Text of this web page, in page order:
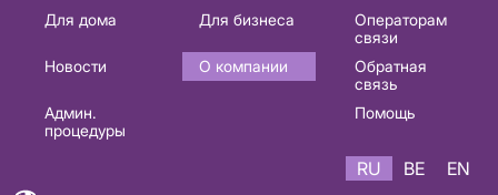
Основная
навигация
Для дома Для бизнеса
Операторам
связи
Новости
О компании
Обратная
связь
Админ.
процедуры
Помощь
RU BE EN